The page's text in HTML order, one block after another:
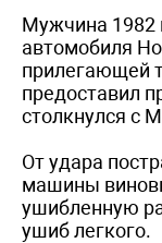
Мужчина 1982
автомобиля
прилегающей
предоставил
столкнулся с
От удара
машины
ушибленную
ушиб легкого.